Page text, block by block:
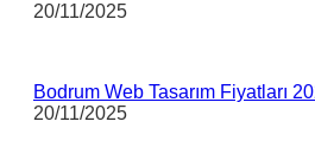
20/11/2025
Bodrum Web Tasarım Fiyatları
20/11/2025